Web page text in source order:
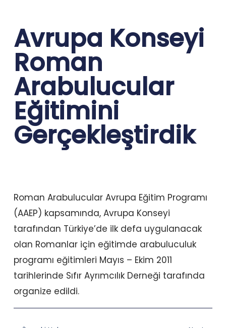
Avrupa Konseyi
Roman
Arabulucular
Eğitimini
Gerçekleştirdik
Roman Arabulucular Avrupa Eğitim Programı
(AAEP) kapsamında, Avrupa Konseyi
tarafından Türkiye’de ilk defa uygulanacak
olan Romanlar için eğitimde arabuluculuk
programı eğitimleri Mayıs – Ekim 2011
tarihlerinde Sıfır Ayrımcılık Derneği tarafında
organize edildi.